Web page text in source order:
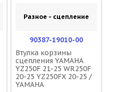
Разное - сцепление
90387-19010-00
Втулка корзины
сцепления YAMAHA
YZ250F 21-25 WR250F
20-25 YZ250FX 20-25 /
YAMAHA